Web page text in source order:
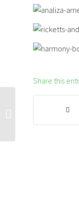
Share this